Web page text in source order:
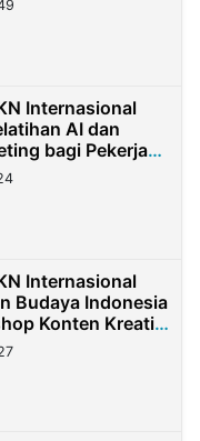
Internasional
AI dan
bagi Pekerja
di Taiwan
Internasional
Budaya Indonesia
Konten Kreatif